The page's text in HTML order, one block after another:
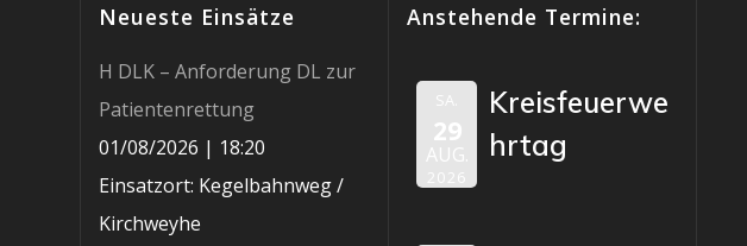
Neueste Einsätze
H DLK – Anforderung DL zur
Patientenrettung
01/08/2026 | 18:20
Einsatzort: Kegelbahnweg /
Kirchweyhe
Anstehende Termine:
SA.
29
AUG.
2026
Kreisfeuerwe
hrtag